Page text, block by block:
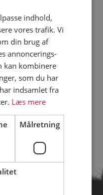
indhold,
vores trafik. Vi
din brug af
annoncerings-
kan kombinere
som du har
indsamlet fra
Læs mere
Målretning